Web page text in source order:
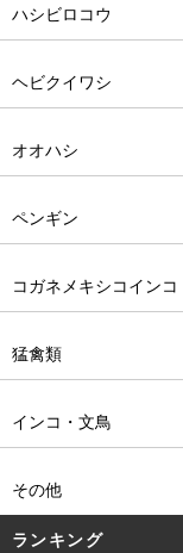
ハシビロコウ
ヘビクイワシ
オオハシ
ペンギン
コガネメキシコインコ
猛禽類
インコ・文鳥
その他
ランキング